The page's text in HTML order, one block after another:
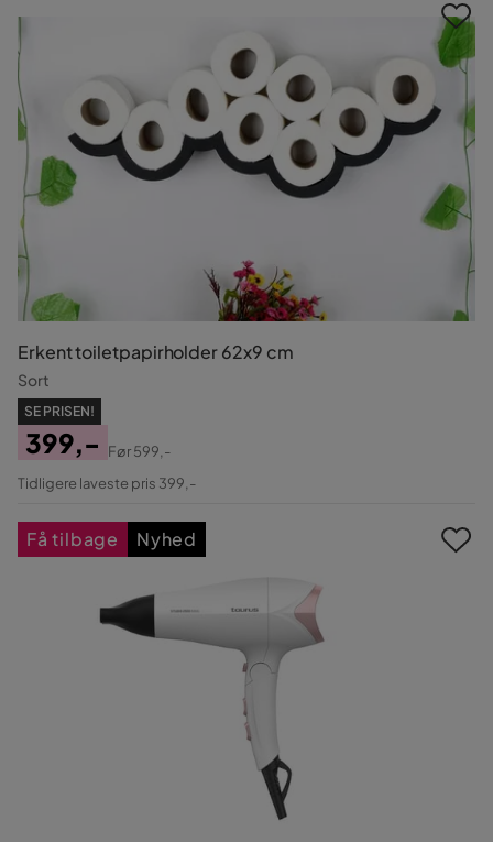
Erkent toiletpapirholder 62x9 cm
Sort
SE PRISEN!
Pris
399,-
Original
Før599,-
Tidligere laveste pris 399,-
Få tilbage Nyhed